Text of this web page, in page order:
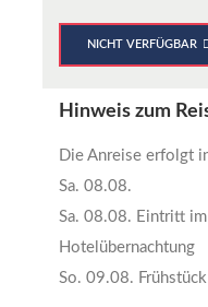
NICHT VERFÜGBAR
Hinweis zum
Die Anreise erfolgt
Sa. 08.08.
Sa. 08.08. Eintritt
Hotelübernachtung
So. 09.08.